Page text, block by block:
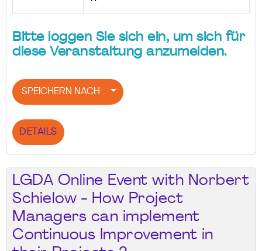
Bitte loggen Sie sich ein, um sich für
diese Veranstaltung anzumelden.
SPEICHERN NACH
DETAILS
LGDA Online Event with Norbert
Schielow - How Project
Managers can implement
Continuous Improvement in